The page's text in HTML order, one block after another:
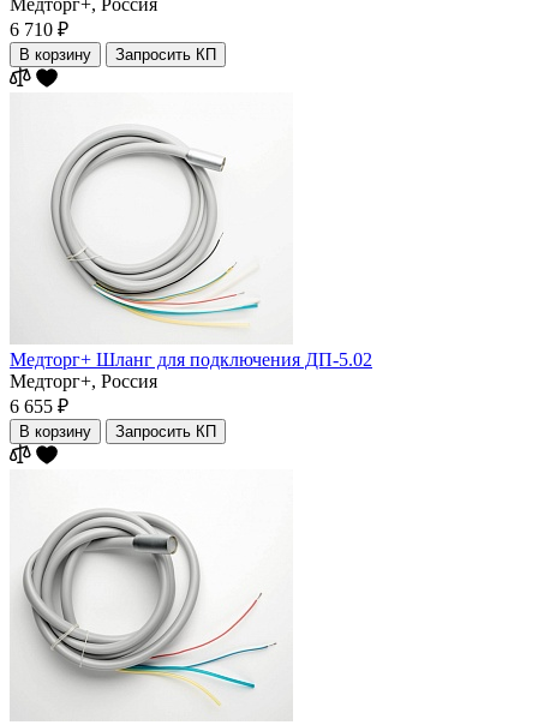
Медторг+, Россия
6 710 ₽
В корзину Запросить КП
Медторг+ Шланг для подключения ДП-5.02
Медторг+, Россия
6 655 ₽
В корзину Запросить КП